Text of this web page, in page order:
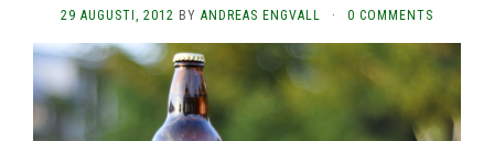
29 AUGUSTI, 2012 BY ANDREAS ENGVALL · 0 COMMENTS